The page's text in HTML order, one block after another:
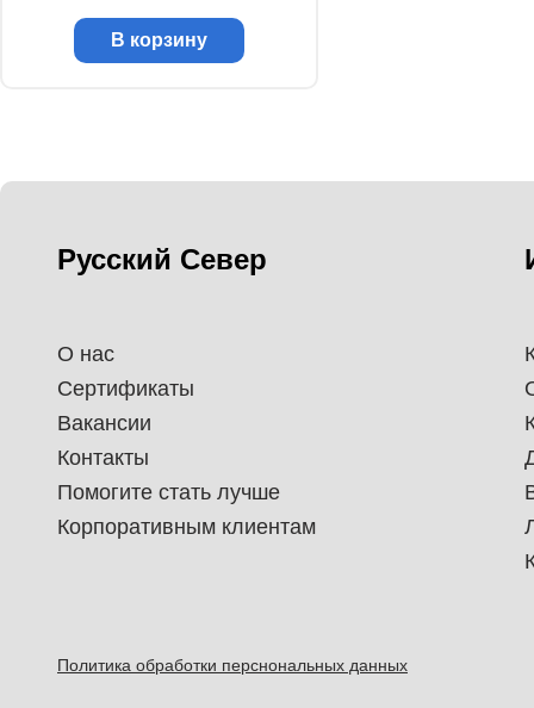
В корзину
Русский Север
О нас
Сертификаты
Вакансии
Контакты
Помогите стать лучше
Корпоративным клиентам
Политика обработки перснональных данных